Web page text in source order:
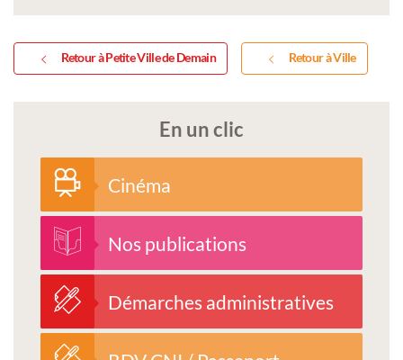
Retour à Petite Ville de Demain Retour à Ville
En un clic
Cinéma
Nos publications
Démarches administratives